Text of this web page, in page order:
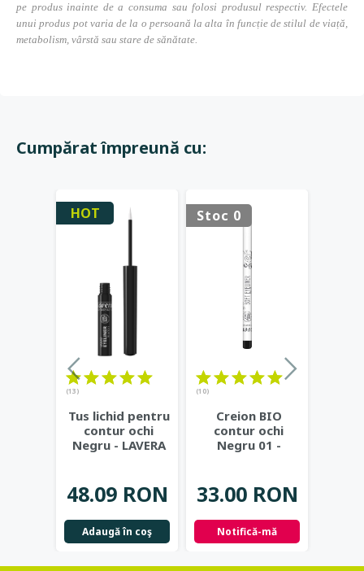
pe produs inainte de a consuma sau folosi produsul respectiv. Efectele
unui produs pot varia de la o persoană la alta în funcție de stilul de viață,
metabolism, vârstă sau stare de sănătate.
Cumpărat împreună cu:
HOT
(13)
Tus lichid pentru
contur ochi
Negru - LAVERA
48.09 RON
Adaugă în coş
Stoc 0
(10)
Creion BIO
contur ochi
Negru 01 -
33.00 RON
Notifică-mă